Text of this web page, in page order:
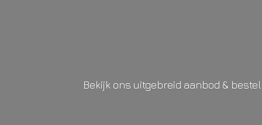
Bekijk ons uitgebreid aanbod & bestel